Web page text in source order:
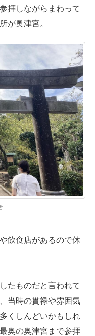
拝しながらまわって
が奥津宮。
飲食店があるので休
たものだと言われて
当時の貫禄や雰囲気
くしんどいかもしれ
奥の奥津宮まで参拝